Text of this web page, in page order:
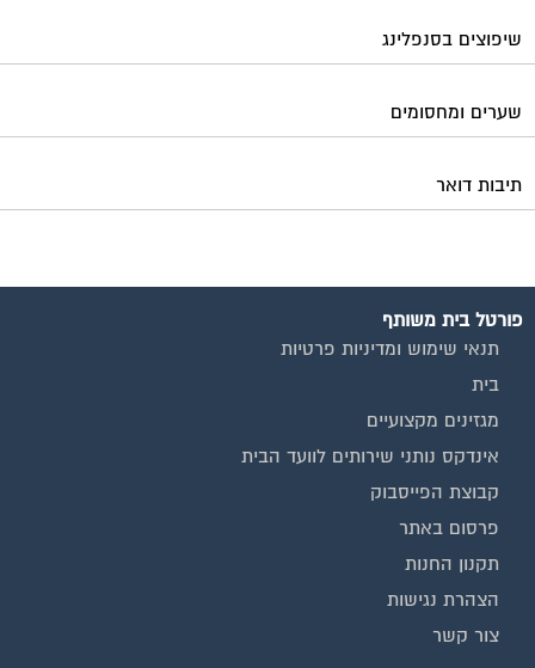
שיפוצים בסנפלינג
שערים ומחסומים
תיבות דואר
פורטל בית משותף
תנאי שימוש ומדיניות פרטיות
בית
מגזינים מקצועיים
אינדקס נותני שירותים לוועד הבית
קבוצת הפייסבוק
פרסום באתר
תקנון החנות
הצהרת נגישות
צור קשר